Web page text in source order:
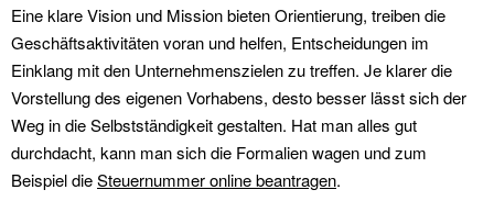
Eine klare Vision und Mission bieten Orientierung, treiben die
Geschäftsaktivitäten voran und helfen, Entscheidungen im
Einklang mit den Unternehmenszielen zu treffen. Je klarer die
Vorstellung des eigenen Vorhabens, desto besser lässt sich der
Weg in die Selbstständigkeit gestalten. Hat man alles gut
durchdacht, kann man sich die Formalien wagen und zum
Beispiel dieSteuernummer online beantragen.